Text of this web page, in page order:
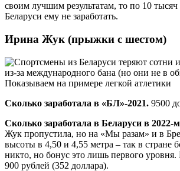
своим лучшим результатам, то по 10 тысяч
Беларуси ему не заработать.
Ирина Жук (прыжки с шестом)
Сколько заработала в «БЛ»-2021. 9500
Сколько заработала в Беларуси в 2022-
Жук пропустила, но на «Мы разам» и в
высоты в 4,50 и 4,55 метра – так в стране
никто, но бонус это лишь первого уровня.
900 рублей (352 доллара).